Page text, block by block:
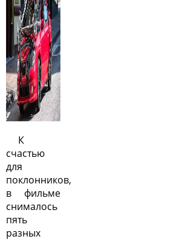
К
счастью
для
поклонников,
в фильме
снималось
пять
разных